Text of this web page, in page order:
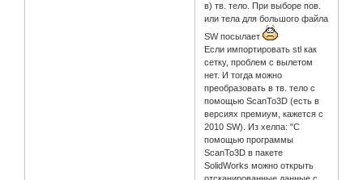
в) тв. тело. При выборе пов.
или тела для большого файла
SW посылает
Если импортировать stl как
сетку, проблем с вылетом
нет. И тогда можно
преобразовать в тв. тело с
помощью ScanTo3D (есть в
версиях премиум, кажется с
2010 SW). Из хелпа: "С
помощью программы
ScanTo3D в пакете
SolidWorks можно открыть